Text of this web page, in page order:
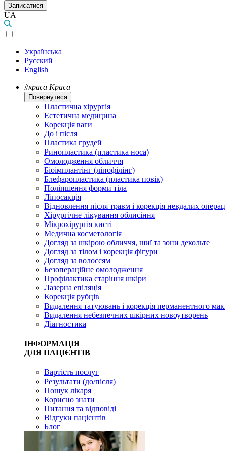
Записатися
UA
Українська
Русский
English
#краса Краса
Повернутися
Пластична хірургія
Естетична медицина
Корекція ваги
До і після
Пластика грудей
Ринопластика (пластика носа)
Омолодження обличчя
Біоімплантінг (ліпофілінг)
Блефаропластика (пластика повік)
Поліпшення форми тіла
Ліпосакція
Відновлення після травм і корекція невдалих
Хірургічне лікування облисіння
Мікрохірургія кисті
Медична косметологія
Догляд за шкірою обличчя, шиї та зони декольте
Догляд за тілом і корекція фігури
Догляд за волоссям
Безопераційне омолодження
Профілактика старіння шкіри
Лазерна епіляція
Корекція рубців
Видалення татуювань і корекція перманентного
Видалення небезпечних шкірних новоутворень
Діагностика
ІНФОРМАЦІЯ
ДЛЯ ПАЦІЄНТІВ
Вартість послуг
Результати (до/після)
Пошук лікаря
Корисно знати
Питання та відповіді
Відгуки пацієнтів
Блог